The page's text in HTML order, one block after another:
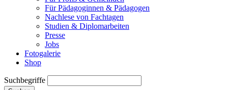
Für Pädagoginnen & Pädagogen
Nachlese von Fachtagen
Studien & Diplomarbeiten
Presse
Jobs
Fotogalerie
Shop
Suchbegriffe